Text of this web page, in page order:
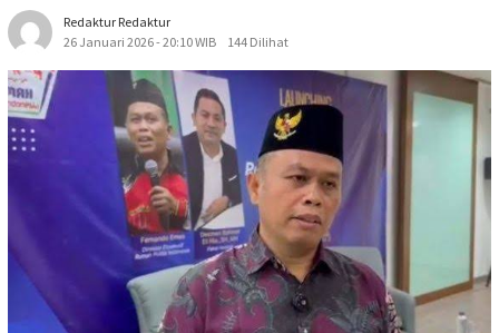
Redaktur Redaktur
26 Januari 2026 - 20:10 WIB
144 Dilihat